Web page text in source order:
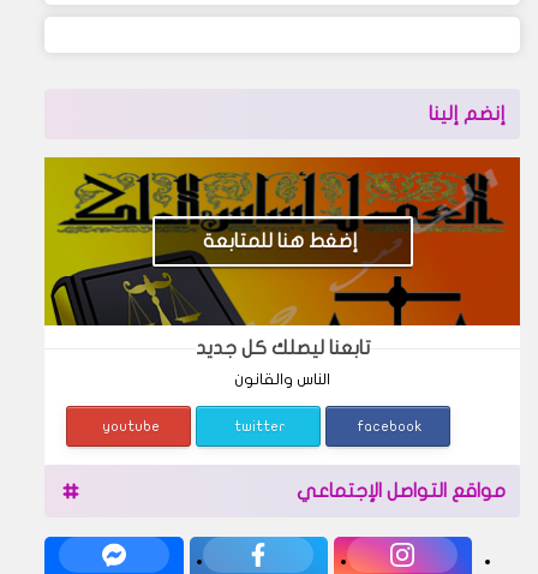
إنضم إلينا
إضغط هنا للمتابعة
تابعنا ليصلك كل جديد
الناس والقانون
facebook
twitter
youtube
مواقع التواصل الإجتماعي